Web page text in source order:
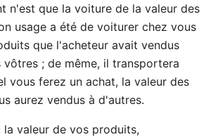
n'est que la voiture de la valeur des
usage a été de voiturer chez vous
que l'acheteur avait vendus
vôtres ; de même, il transportera
vous ferez un achat, la valeur des
aurez vendus à d'autres.
valeur de vos produits,